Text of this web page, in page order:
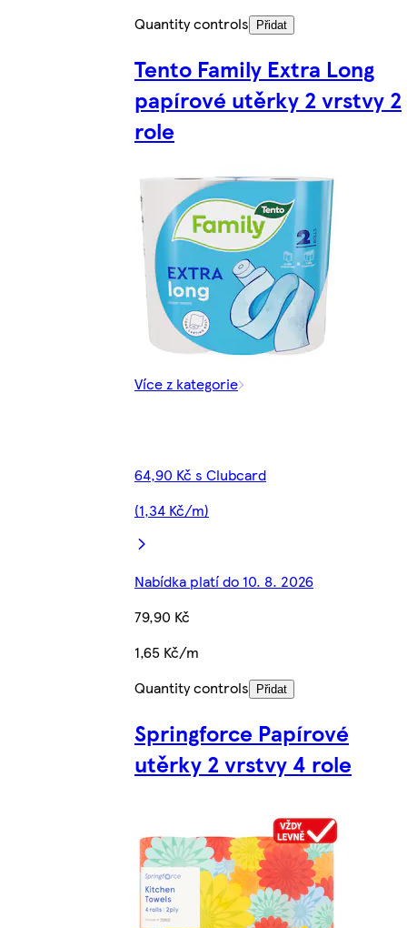
Quantity controls
Přidat
Tento Family Extra Long
papírové utěrky 2 vrstvy 2
role
Více z kategorie
64,90 Kč s Clubcard
(1,34 Kč/m)
Nabídka platí do 10. 8. 2026
79,90 Kč
1,65 Kč/m
Quantity controls
Přidat
Springforce Papírové
utěrky 2 vrstvy 4 role